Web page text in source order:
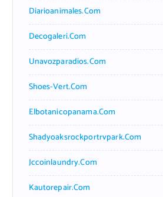
Diarioanimales.com
Decogaleri.com
Unavozparadios.com
Shoes-Vert.com
Elbotanicopanama.com
Shadyoaksrockportrvpark.com
Jccoinlaundry.com
Kautorepair.com